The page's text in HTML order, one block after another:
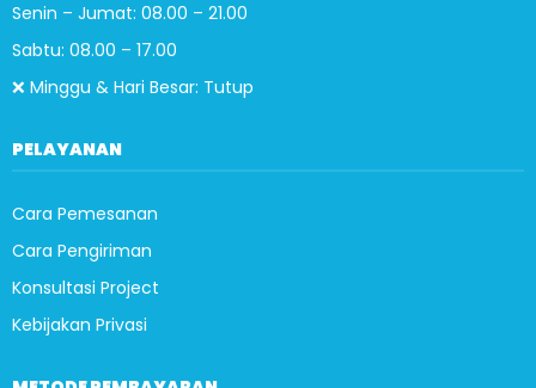
Senin – Jumat: 08.00 – 21.00
Sabtu: 08.00 – 17.00
❌ Minggu & Hari Besar: Tutup
PELAYANAN
Cara Pemesanan
Cara Pengiriman
Konsultasi Project
Kebijakan Privasi